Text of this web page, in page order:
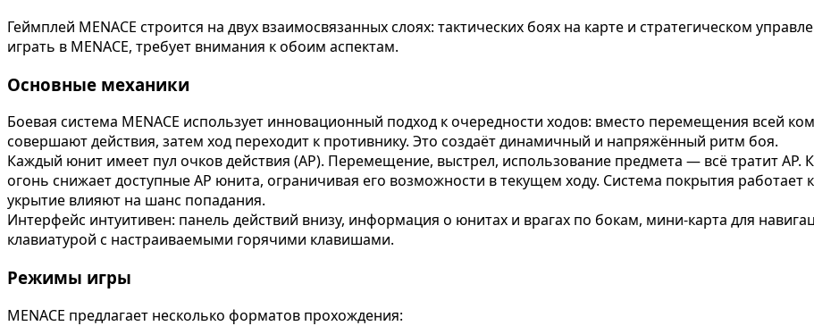
Геймплей MENACE строится на двух взаимосвязанных слоях: тактических боях на карте и стратегическом
играть в MENACE, требует внимания к обоим аспектам.
Основные механики
Боевая система MENACE использует инновационный подход к очередности ходов: вместо перемещения всей
совершают действия, затем ход переходит к противнику. Это создаёт динамичный и напряжённый ритм боя.
Каждый юнит имеет пул очков действия (AP). Перемещение, выстрел, использование предмета — всё тратит
огонь снижает доступные AP юнита, ограничивая его возможности в текущем ходу. Система покрытия работает
укрытие влияют на шанс попадания.
Интерфейс интуитивен: панель действий внизу, информация о юнитах и врагах по бокам, мини-карта для
клавиатурой с настраиваемыми горячими клавишами.
Режимы игры
MENACE предлагает несколько форматов прохождения: